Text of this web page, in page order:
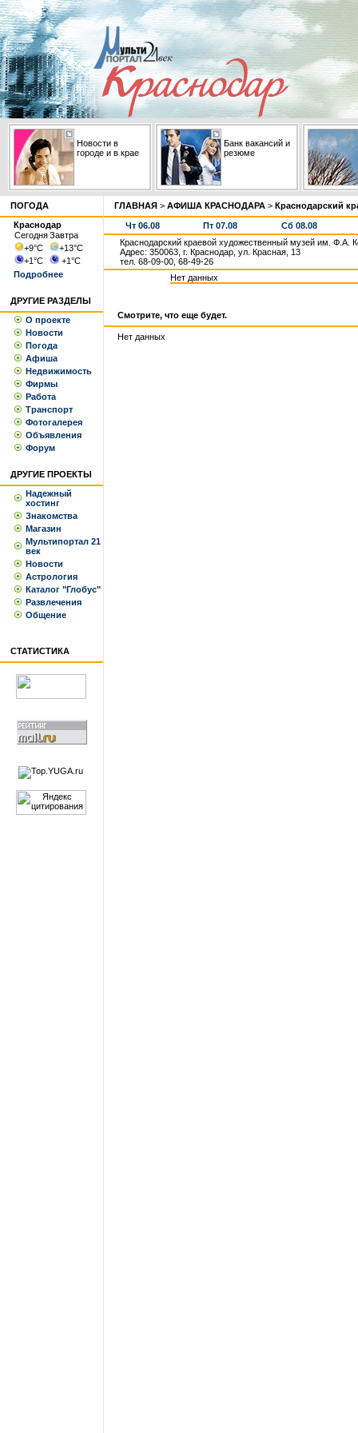
Новости в
городе и в крае
Банк вакансий и
резюме
ПОГОДА
Краснодар
СегодняЗавтра
+9°С +13°С
+1°С +1°С
Подробнее
ДРУГИЕ РАЗДЕЛЫ
О проекте
Новости
Погода
Афиша
Недвижимость
Фирмы
Работа
Транспорт
Фотогалерея
Объявления
Форум
ДРУГИЕ ПРОЕКТЫ
Надежный
хостинг
Знакомства
Магазин
Мультипортал 21
век
Новости
Астрология
Каталог "Глобус"
Развлечения
Общение
СТАТИСТИКА
ГЛАВНАЯ > АФИША КРАСНОДАРА > Краснодарский
Чт 06.08 Пт 07.08
Сб 08.08
Краснодарский краевой художественный музей им. Ф.А.
Адрес: 350063, г. Краснодар, ул. Красная, 13
тел. 68-09-00, 68-49-26
Нет данных
Смотрите, что еще будет.
Нет данных